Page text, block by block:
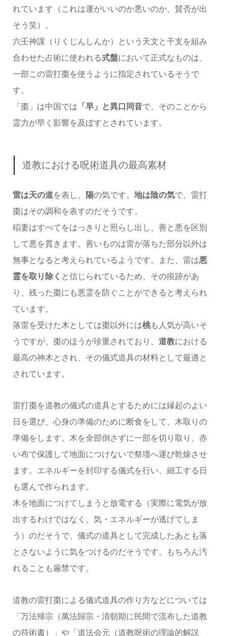
れています（これは運がいいのか悪いのか、賛否が出
そう笑）。
六壬神課（りくじんしんか）という天文と干支を組み
合わせた占術に使われる式盤において正式なものは、
一部この雷打棗を使うように指定されているそうで
す。
「棗」は中国では 「早」と異口同音で、そのことから
霊力が早く影響を及ぼすとされています。
道教における呪術道具の最高素材
雷は天の道を表し、 陽の気です。 地は陰の気で、雷打
棗はその調和を表すのだそうです。
稲妻はすべてをはっきりと照らし出し、善と悪を区別
して悪を貫きます。善いものは雷が落ちた部分以外は
無事となると考えられているようです。また、雷は悪
霊を取り除く と信じられているため、その痕跡があ
り、残った棗にも悪霊を防ぐことができると考えられ
ています。
落雷を受けた木としては棗以外には桃も人気が高いそ
うですが、棗のほうが珍重されており、 道教における
最高の神木とされ、その儀式道具の材料として最適と
されています。
雷打棗を道教の儀式の道具とするためには縁起のよい
日を選び、心身の準備のために断食をして、木取りの
準備をします。木を全部倒さずに一部を切り取り、赤
い布で保護して地面につけないで祭壇へ運び乾燥させ
ます。エネルギーを封印する儀式を行い、細工する日
も選んで作られます。
木を地面につけてしまうと放電する（実際に電気が放
出するわけではなく、気・エネルギーが逃げてしま
う）のだそうで、儀式の道具として完成したあとも落
とさないように気をつけるのだそうです。もちろん汚
れることも厳禁です。
道教の雷打棗による儀式道具の作り方などについては
「万法帰宗（萬法歸宗・清朝期に民間で流布した道教
の符術書）」や「道法会元（道教呪術の理論的解説